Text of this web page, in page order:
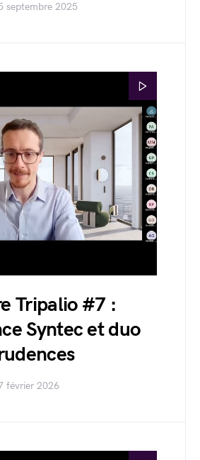
septembre 2025
Tripalio #7 :
Syntec et duo
février 2026